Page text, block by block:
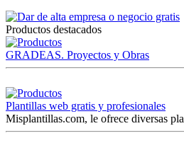
Productos destacados
GRADEAS. Proyectos y Obras
Plantillas web gratis y profesionales
Misplantillas.com, le ofrece diversas